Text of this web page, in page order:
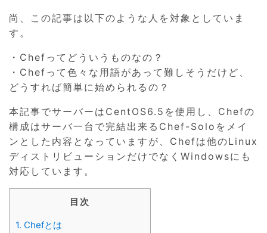
尚、この記事は以下のような人を対象としていま
す。
・Chefってどういうものなの？
・Chefって色々な用語があって難しそうだけど、
どうすれば簡単に始められるの？
本記事でサーバーはCentOS6.5を使用し、Chefの
構成はサーバ一台で完結出来るChef-Soloをメイ
ンとした内容となっていますが、Chefは他のLinux
ディストリビューションだけでなくWindowsにも
対応しています。
目次
1. Chefとは